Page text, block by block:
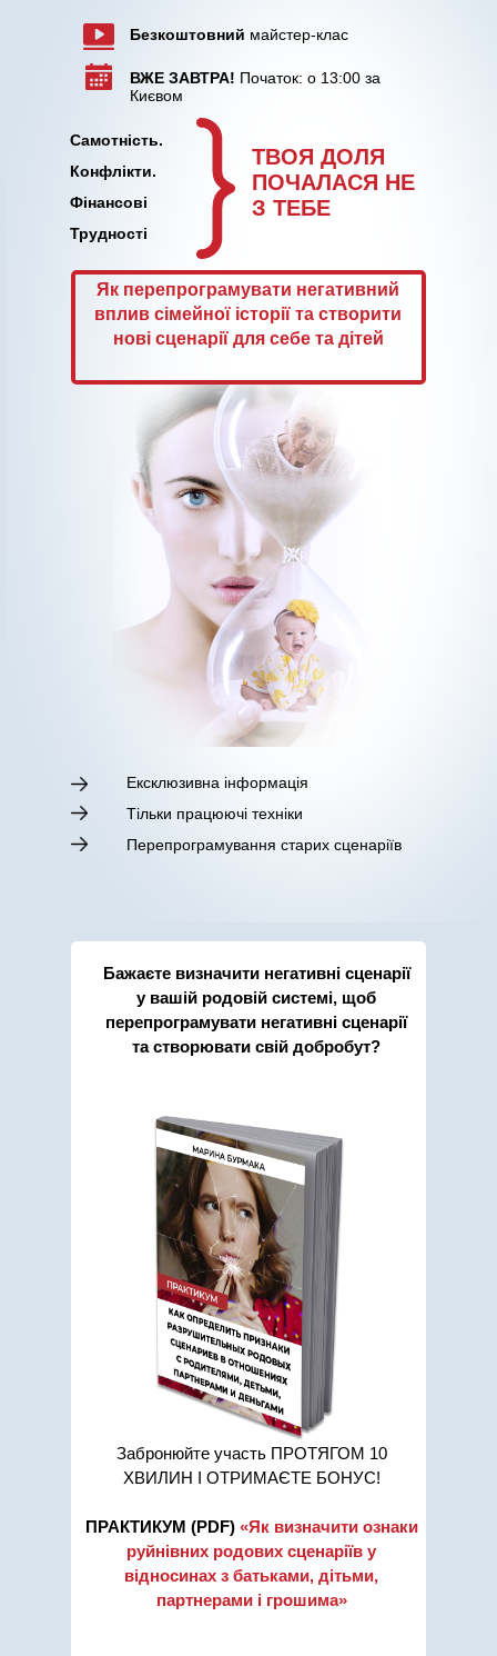
ТВОЯ ДОЛЯ
ПОЧАЛАСЯ НЕ
З ТЕБЕ
Самотність.
Конфлікти.
Фінансові
Трудності
Безкоштовний майстер-клас
ВЖЕ ЗАВТРА! Початок: о 13:00 за
Києвом
Як перепрограмувати негативний
вплив сімейної історії та створити
нові сценарії для себе та дітей
Ексклюзивна інформація
Тільки працюючі техніки
Перепрограмування старих сценаріїв
Забронюйте участь ПРОТЯГОМ 10
ХВИЛИН І ОТРИМАЄТЕ БОНУС!
ПРАКТИКУМ (PDF) «Як визначити ознаки
руйнівних родових сценаріїв у
відносинах з батьками, дітьми,
партнерами і грошима»
Бажаєте визначити негативні сценарії
у вашій родовій системі, щоб
перепрограмувати негативні сценарії
та створювати свій добробут?